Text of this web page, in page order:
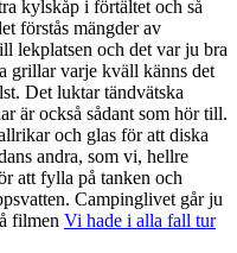
kylskåp i förtältet och så
förstås mängder av
lekplatsen och det var ju bra
grillar varje kväll känns det
Det luktar tändvätska
är också sådant som hör till.
och glas för att diska
andra, som vi, hellre
att fylla på tanken och
Campinglivet går ju
filmen Vi hade i alla fall tur